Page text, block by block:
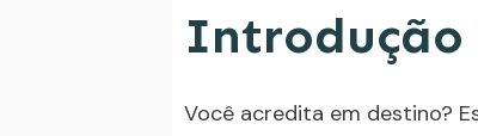
Introdução
Você acredita em destino?